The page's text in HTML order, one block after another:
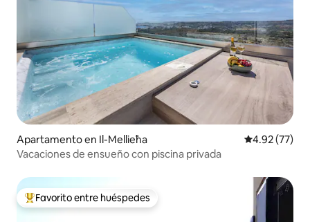
Apartamento en Il-Mellieħa Calificación
4.92 (77)
Vacaciones de ensueño con piscina privada
Favorito entre huéspedes preferido
Favorito entre huéspedes